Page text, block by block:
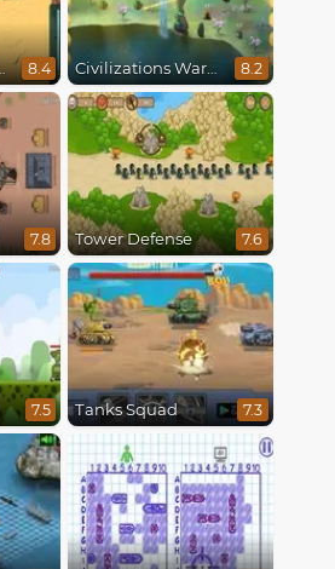
8.4 Civilizations Wars Master Edition 8.2
7.8 Tower Defense 7.6
7.5 Tanks Squad 7.3